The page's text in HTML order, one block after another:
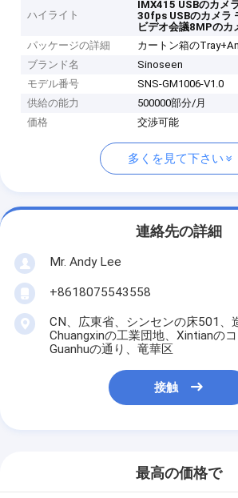
ハイライト
IMX415 USBのカメ
30fps USBのカメラ
ビデオ会議8MPのカ
パッケージの詳細
カートン箱の
ブランド名
Sinoseen
モデル番号
SNS-GM1006-V1.0
供給の能力
500000部分/月
価格
交渉可能
多くを見て下さい
連絡先の詳細
Mr. Andy Lee
+8618075543558
CN、広東省、シンセンの床501、
Chuangxinの工業団地、Xintianのコ
Guanhuの通り、竜華区
接触
最高の価格で